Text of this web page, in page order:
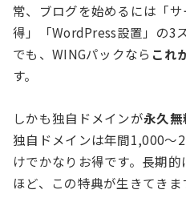
常、ブログを始めるには「
得」「WordPress設置」の3
でも、WINGパックなら これ
す。
しかも独自ドメインが永久無
独自ドメインは年間1,000〜
けでかなりお得です。長期
ほど、この特典が生きてきま